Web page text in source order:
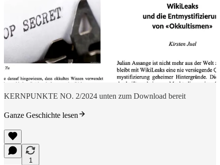
KERNPUNKTE NO. 2/2024 unten zum Download bereit
Ganze Geschichte lesen
1